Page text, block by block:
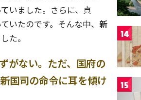
いました。さらに、貞
いたのです。そんな中、 新
た。
がない。ただ、国府の
国司の命令に耳を傾け
14
15